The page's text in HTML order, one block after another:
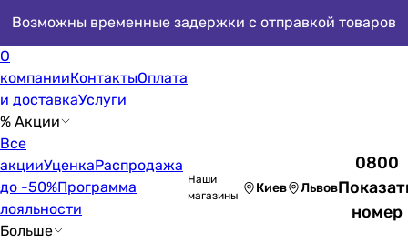
Возможны временные задержки с отправкой товаров
О
компанииКонтактыОплата
и доставкаУслуги
% Акции
Все
акцииУценкаРаспродажа
до -50%Программа
лояльности
Больше
Наши
магазины
Киев Львов
0800
номер